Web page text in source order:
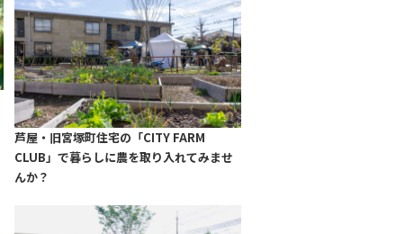
芦屋・旧宮塚町住宅の「CITY FARM
CLUB」で暮らしに農を取り入れてみませ
んか？